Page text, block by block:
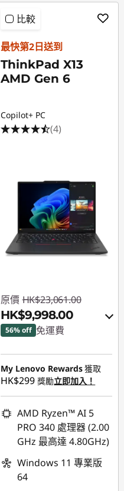
比較
最快第2日送到
ThinkPad X13
AMD Gen 6
Copilot+ PC
(4)
原價 HK$23,061.00
HK$9,998.00
56% off 免運費
即省 :-HK$11,906.00
或者
eCoupon Savings :-
HK$13,063.00
*Savings cannot be
combined
使用優惠券 :
My Lenovo Rewards獲取
HK$299 獎勵立即加入！
AMD Ryzen™ AI 5
PRO 340 處理器 (2.00
GHz 最高達 4.80GHz)
Windows 11 專業版
64